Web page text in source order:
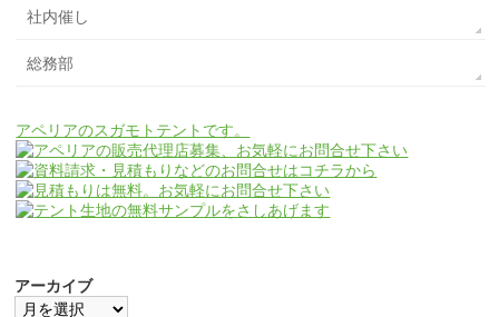
社内催し
総務部
アペリアのスガモトテントです。
アーカイブ
ア